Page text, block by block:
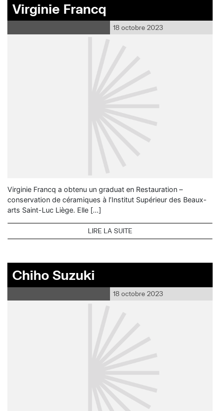
Virginie Francq
18 octobre 2023
Virginie Francq a obtenu un graduat en Restauration –
conservation de céramiques à l’Institut Supérieur des Beaux-
arts Saint-Luc Liège. Elle […]
LIRE LA SUITE
Chiho Suzuki
18 octobre 2023